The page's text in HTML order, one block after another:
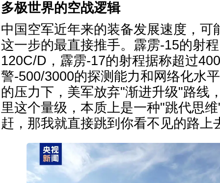
多极世界的空战逻辑
中国空军近年来的装备发展速度，可
这一步的最直接推手。霹雳-15的射
120C/D，霹雳-17的射程据称超过
警-500/3000的探测能力和网络化水
的压力下，美军放弃"渐进升级"路线
里这个量级，本质上是一种"跳代思
赶，那我就直接跳到你看不见的路上